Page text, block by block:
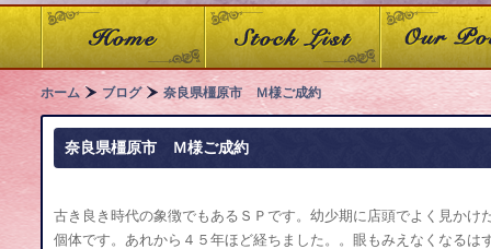
ホーム ブログ 奈良県橿原市 Ｍ様ご成約
奈良県橿原市 Ｍ様ご成約
古き良き時代の象徴でもあるＳＰです。幼少期に店頭でよく見かけ
個体です。あれから４５年ほど経ちました。。眼もみえなくなるは